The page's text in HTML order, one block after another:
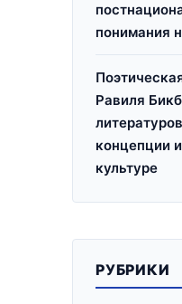
понимания
Равиля
концепции
культуре
РУБРИКИ